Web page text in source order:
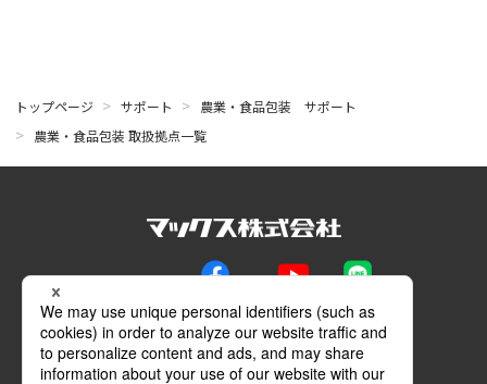
トップページ サポート
農業・食品包装 サポート
農業・食品包装 取扱拠点一覧
Facebook
YouTube LINE
メールマガジン